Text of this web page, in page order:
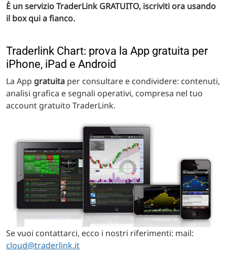
È un servizio TraderLink GRATUITO, iscriviti ora usando
il box qui a fianco.
Traderlink Chart: prova la App gratuita per
iPhone, iPad e Android
La App gratuita per consultare e condividere: contenuti,
analisi grafica e segnali operativi, compresa nel tuo
account gratuito TraderLink.
Se vuoi contattarci, ecco i nostri riferimenti: mail:
cloud@traderlink.it